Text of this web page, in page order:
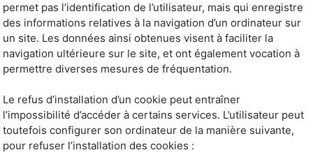
permet pas l’identification de l’utilisateur, mais qui enregistre
des informations relatives à la navigation d’un ordinateur sur
un site. Les données ainsi obtenues visent à faciliter la
navigation ultérieure sur le site, et ont également vocation à
permettre diverses mesures de fréquentation.
Le refus d’installation d’un cookie peut entraîner
l’impossibilité d’accéder à certains services. L’utilisateur peut
toutefois configurer son ordinateur de la manière suivante,
pour refuser l’installation des cookies :